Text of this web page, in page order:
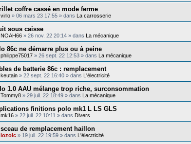
coffre cassé en mode ferme
virlo » 06 mars 23 17:55 » dans La carrosserie
sous caisse
NOAH66 » 26 nov. 22 20:14 » dans La mécanique
86c ne démarre plus ou à peine
philippe75017 » 26 sept. 22 12:53 » dans La mécanique
de batterie 86c : remplacement
keutain » 22 sept. 22 16:40 » dans L'électricité
1.0 AAU mélange trop riche, surconsommation
Tommy8 » 29 juil. 22 18:49 » dans La mécanique
finitions polo mk1 L LS GLS
mk16 » 22 juil. 22 10:11 » dans Divers
de remplacement haillon
lozoic » 19 juil. 22 19:59 » dans L'électricité